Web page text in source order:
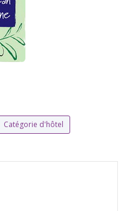
Catégorie d'hôtel